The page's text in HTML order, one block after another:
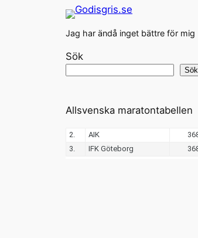
Jag har ändå inget bättre för mig
Sök
Sök
Allsvenska maratontabellen